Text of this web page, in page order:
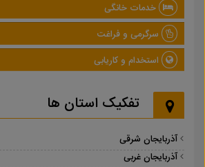
خدمات خانگی
سرگرمی و فراغت
استخدام و کاریابی
تفکیک استان ها
آذربایجان شرقی
آذربایجان غربی